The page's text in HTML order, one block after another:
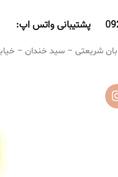
فاقد چربی
0
شریعتی – سید خندان –